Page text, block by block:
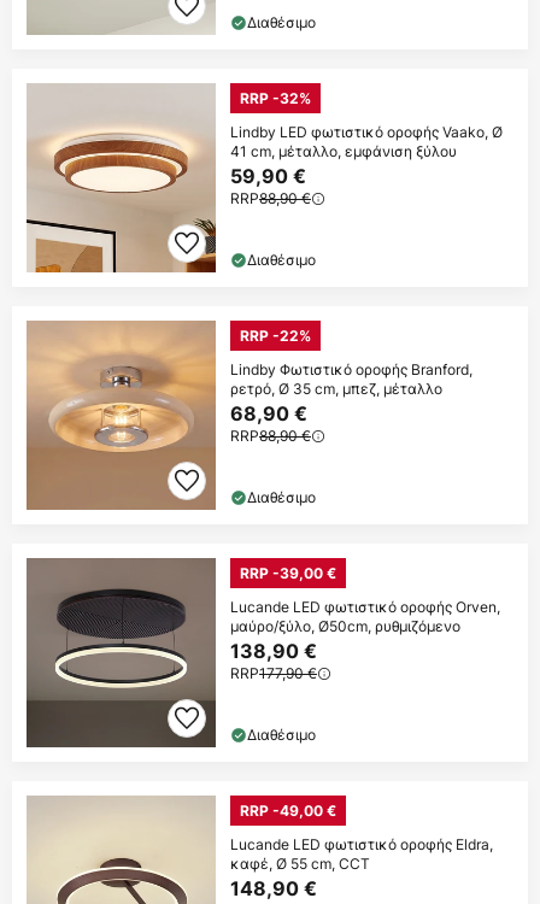
Διαθέσιμο
RRP -32%
Lindby LED φωτιστικό οροφής Vaako, Ø
41 cm, μέταλλο, εμφάνιση ξύλου
59,90 €
RRP88,90 €
Διαθέσιμο
RRP -22%
Lindby Φωτιστικό οροφής Branford,
ρετρό, Ø 35 cm, μπεζ, μέταλλο
68,90 €
RRP88,90 €
Διαθέσιμο
RRP -39,00 €
Lucande LED φωτιστικό οροφής Orven,
μαύρο/ξύλο, Ø50cm, ρυθμιζόμενο
138,90 €
RRP177,90 €
Διαθέσιμο
RRP -49,00 €
Lucande LED φωτιστικό οροφής Eldra,
καφέ, Ø 55 cm, CCT
148,90 €